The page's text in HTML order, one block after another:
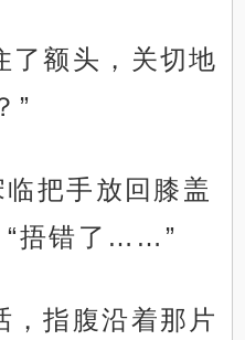
了额头，关切地
”
临把手放回膝盖
“捂错了……”
，指腹沿着那片